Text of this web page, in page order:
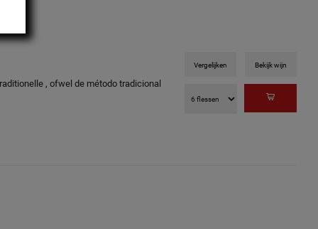
, ofwel de método tradicional
Vergelijken Bekijk wijn